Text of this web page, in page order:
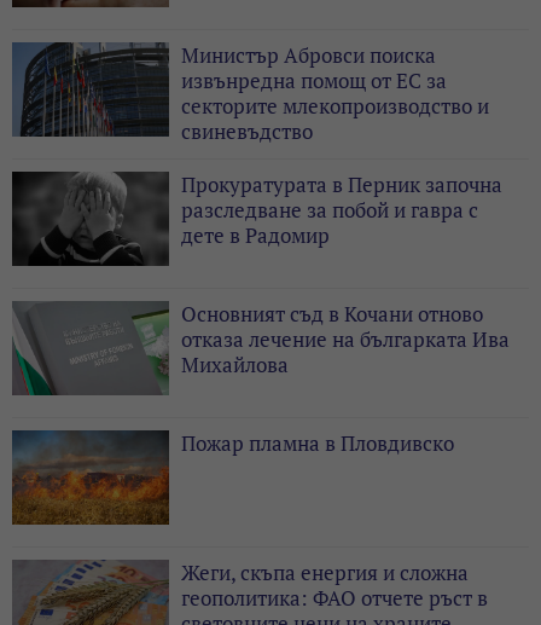
Министър Абровси поиска
извънредна помощ от ЕС за
секторите млекопроизводство и
свиневъдство
Прокуратурата в Перник започна
разследване за побой и гавра с
дете в Радомир
Основният съд в Кочани отново
отказа лечение на българката Ива
Михайлова
Пожар пламна в Пловдивско
Жеги, скъпа енергия и сложна
геополитика: ФАО отчете ръст в